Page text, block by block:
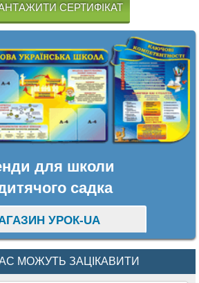
СЕРТИФІКАТ
для школи
садка
УРОК-UA
МОЖУТЬ ЗАЦІКАВИТИ